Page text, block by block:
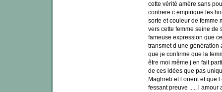
cette vérité amère sans
contrere c empirique les
sorte et couleur de femme
vers cette femme seine de
fameuse expression que
transmet d une génération
que je confirme que la
être moi même j en fait
de ces idées que pas
Maghreb et l orient et que
fessant preuve ..... l amour